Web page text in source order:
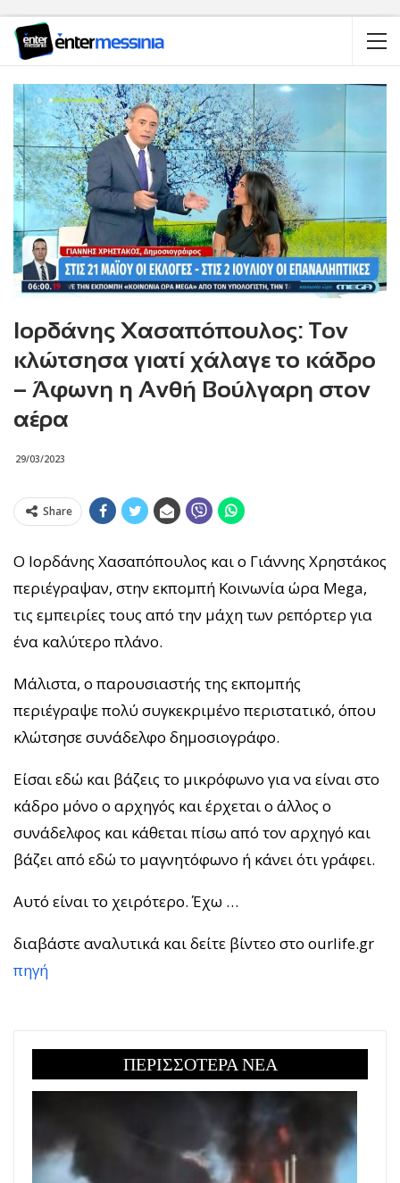
Ιορδάνης Χασαπόπουλος: Τον
κλώτσησα γιατί χάλαγε το κάδρο
– Άφωνη η Ανθή Βούλγαρη στον
αέρα
29/03/2023
Share
Ο Ιορδάνης Χασαπόπουλος και ο Γιάννης Χρηστάκος
περιέγραψαν, στην εκπομπή Κοινωνία ώρα Mega,
τις εμπειρίες τους από την μάχη των ρεπόρτερ για
ένα καλύτερο πλάνο.
Μάλιστα, ο παρουσιαστής της εκπομπής
περιέγραψε πολύ συγκεκριμένο περιστατικό, όπου
κλώτσησε συνάδελφο δημοσιογράφο.
Είσαι εδώ και βάζεις το μικρόφωνο για να είναι στο
κάδρο μόνο ο αρχηγός και έρχεται ο άλλος ο
συνάδελφος και κάθεται πίσω από τον αρχηγό και
βάζει από εδώ το μαγνητόφωνο ή κάνει ότι γράφει.
Αυτό είναι το χειρότερο. Έχω …
διαβάστε αναλυτικά και δείτε βίντεο στο ourlife.gr
πηγή
ΠΕΡΙΣΣΟΤΕΡΑ ΝΕΑ